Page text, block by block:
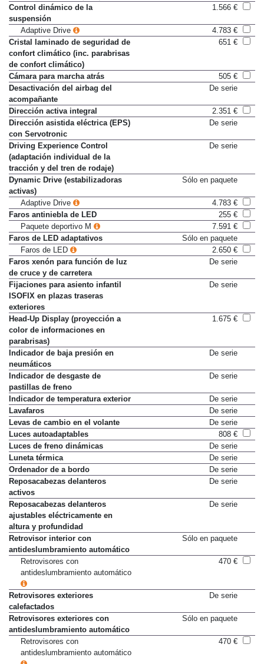
Control de tracción (DTC)
De serie
Control dinámico de la
suspensión
Adaptive Drive
4.783 €
Cristal laminado de seguridad de
confort climático (inc. parabrisas
de confort climático)
Cámara para marcha atrás
505 €
Desactivación del airbag del
acompañante
Dirección activa integral
2.351 €
Dirección asistida eléctrica (EPS)
con Servotronic
Driving Experience Control
(adaptación individual de la
tracción y del tren de rodaje)
Dynamic Drive (estabilizadoras
activas)
Adaptive Drive
4.783 €
Faros antiniebla de LED
255 €
Paquete deportivo M
7.591 €
Faros de LED adaptativos
Sólo en paquete
Faros de LED
2.650 €
Faros xenón para función de luz
de cruce y de carretera
Fijaciones para asiento infantil
ISOFIX en plazas traseras
exteriores
Head-Up Display (proyección a
color de informaciones en
parabrisas)
Indicador de baja presión en
neumáticos
Indicador de desgaste de
pastillas de freno
Indicador de temperatura exterior
De serie
Lavafaros
De serie
Levas de cambio en el volante
De serie
Luces autoadaptables
808 €
Luces de freno dinámicas
De serie
Luneta térmica
De serie
Ordenador de a bordo
De serie
Reposacabezas delanteros
activos
Reposacabezas delanteros
ajustables eléctricamente en
altura y profundidad
Retrovisor interior con
antideslumbramiento automático
Retrovisores con
antideslumbramiento automático
Retrovisores exteriores
calefactados
Retrovisores exteriores con
antideslumbramiento automático
Retrovisores con
antideslumbramiento automático